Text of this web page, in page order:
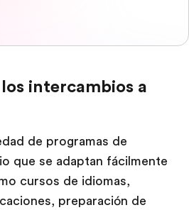
intercambios a
de programas de
que se adaptan fácilmente
cursos de idiomas,
preparación de